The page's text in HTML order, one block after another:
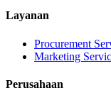
Layanan
Procurement
Marketing
Perusahaan